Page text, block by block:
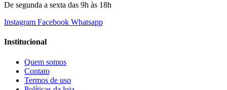
De segunda a sexta das 9h às 18h
Instagram Facebook Whatsapp
Institucional
Quem somos
Contato
Termos de uso